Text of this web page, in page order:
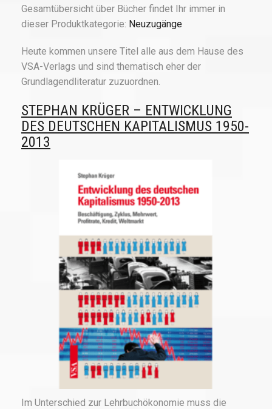
Gesamtübersicht über Bücher findet Ihr immer in
dieser Produktkategorie: Neuzugänge
Heute kommen unsere Titel alle aus dem Hause des
VSA-Verlags und sind thematisch eher der
Grundlagendliteratur zuzuordnen.
STEPHAN KRÜGER – ENTWICKLUNG
DES DEUTSCHEN KAPITALISMUS 1950-
2013
Im Unterschied zur Lehrbuchökonomie muss die